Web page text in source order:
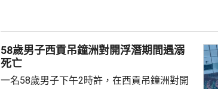
58歲男子西貢吊鐘洲對開浮潛期間遇溺
死亡
一名58歲男子下午2時許，在西貢吊鐘洲對開